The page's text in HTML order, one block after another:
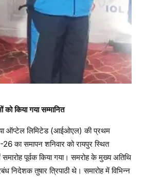
को किया गया सम्मानित
ऑप्टेल लिमिटेड (आईओएल) की प्रथम
का समापन शनिवार को रायपुर स्थित
पूर्वक किया गया। समरोह के मुख्‍य अतिथि
तुषार त्रिपाठी थे। समारोह में विभिन्न